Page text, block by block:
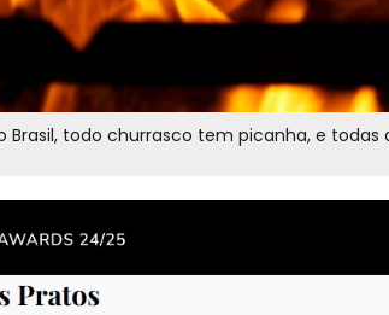
Brasil, todo churrasco tem picanha, e